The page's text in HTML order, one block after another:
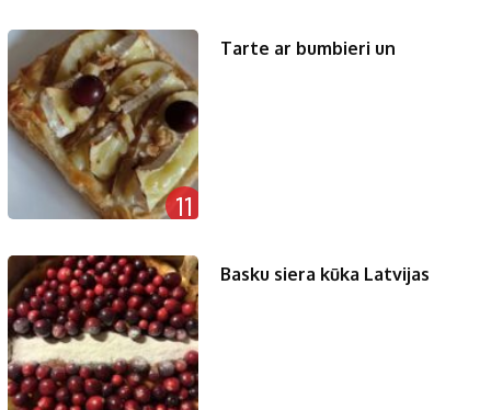
11
Tarte ar bumbieri un
Basku siera kūka Latvijas